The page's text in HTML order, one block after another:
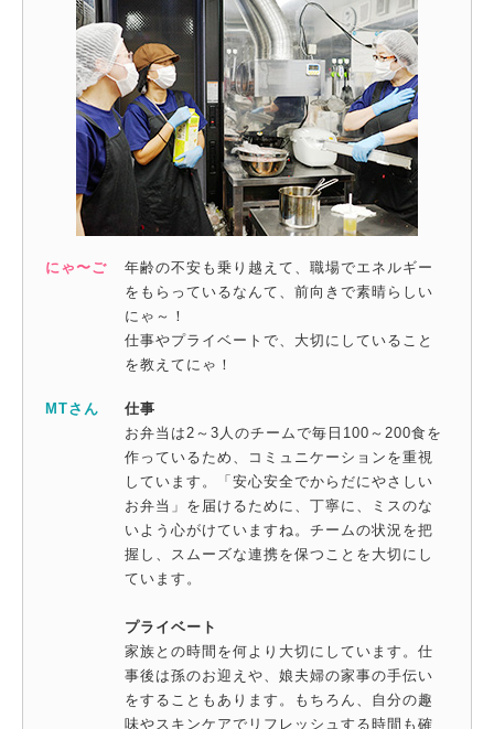
にゃ〜ご
年齢の不安も乗り越えて、職場でエネルギー
をもらっているなんて、前向きで素晴らしい
にゃ～！
仕事やプライベートで、大切にしていること
を教えてにゃ！
MTさん
仕事
お弁当は2～3人のチームで毎日100～200食を
作っているため、コミュニケーションを重視
しています。「安心安全でからだにやさしい
お弁当」を届けるために、丁寧に、ミスのな
いよう心がけていますね。チームの状況を把
握し、スムーズな連携を保つことを大切にし
ています。
プライベート
家族との時間を何より大切にしています。仕
事後は孫のお迎えや、娘夫婦の家事の手伝い
をすることもあります。もちろん、自分の趣
味やスキンケアでリフレッシュする時間も確